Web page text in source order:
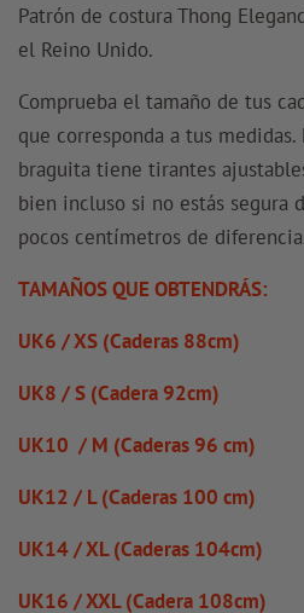
Patrón de costura Thong
el Reino Unido.
Comprueba el tamaño de tus
que corresponda a tus medidas.
braguita tiene tirantes
bien incluso si no estás segura
pocos centímetros de
TAMAÑOS QUE OBTENDRÁS:
UK6 / XS (Caderas 88cm)
UK8 / S (Cadera 92cm)
UK10 / M (Caderas 96 cm)
UK12 / L (Caderas 100 cm)
UK14 / XL (Caderas 104cm)
UK16 / XXL (Cadera 108cm)